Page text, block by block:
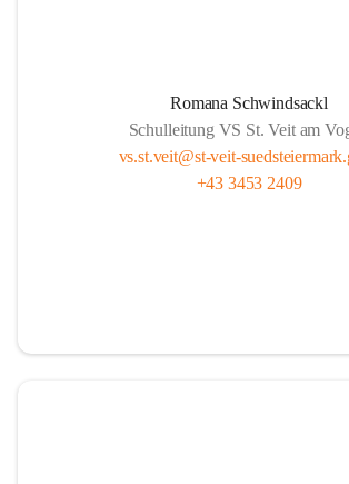
Romana Schwindsackl
Schulleitung VS St. Veit am
vs.st.veit@st-veit-
+43 3453 2409